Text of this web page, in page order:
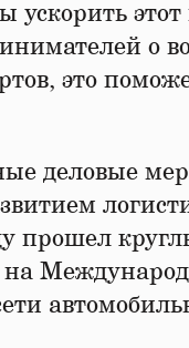
этот
о
это
деловые
прошел